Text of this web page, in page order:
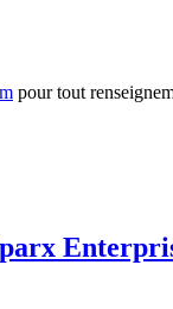
pour tout